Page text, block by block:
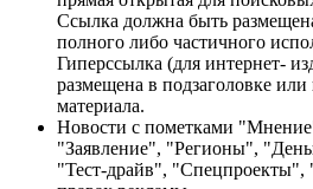
Ссылка должна быть
полного либо частичного
Гиперссылка (для интернет-
размещена в подзаголовке или
материала.
Новости с пометками
"Заявление", "Регионы",
"Тест-драйв",